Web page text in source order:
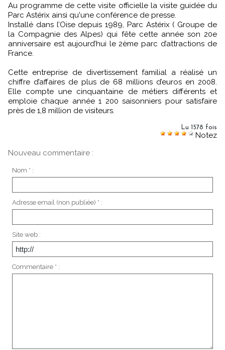
Au programme de cette visite officielle la visite guidée du
Parc Astérix ainsi qu'une conférence de presse.
Installé dans l’Oise depuis 1989, Parc Astérix ( Groupe de
la Compagnie des Alpes) qui fête cette année son 20e
anniversaire est aujourd’hui le 2ème parc d’attractions de
France.
Cette entreprise de divertissement familial a réalisé un
chiffre d’affaires de plus de 68 millions d’euros en 2008.
Elle compte une cinquantaine de métiers différents et
emploie chaque année 1 200 saisonniers pour satisfaire
près de 1,8 million de visiteurs.
Lu 1578 fois
Notez
Nouveau commentaire :
Nom * :
Adresse email (non publiée) * :
Site web :
Commentaire * :